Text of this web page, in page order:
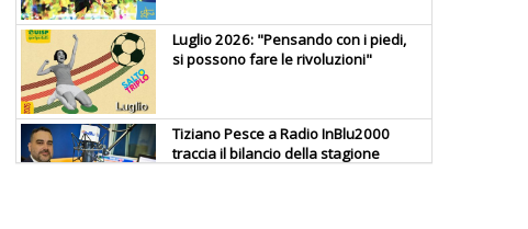
Luglio 2026: "Pensando con i piedi,
si possono fare le rivoluzioni"
Tiziano Pesce a Radio InBlu2000
traccia il bilancio della stagione